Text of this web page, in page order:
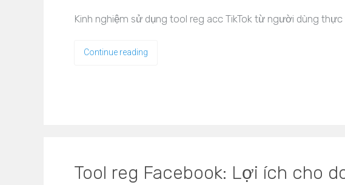
Kinh nghiệm sử dụng tool reg acc TikTok từ người dùng
Continue reading
Tool reg Facebook: Lợi ích cho